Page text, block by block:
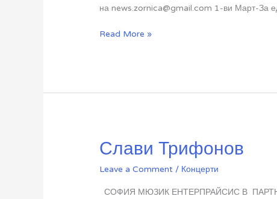
на news.zornica@gmail.com 1-ви Март-За
Концерти
Read More »
Слави Трифонов
Leave a Comment / Концерти
СОФИЯ МЮЗИК ЕНТЕРПРАЙСИС В